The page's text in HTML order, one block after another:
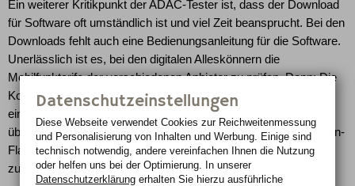
Ein weiterer Kritikpunkt der ADAC-Tester ist, dass der Download
für Software oft umständlich ist und viel Zeit beansprucht. Bei den
Downloads fehlt auch eine Bedienungsanleitung für die Software.
Unerlässlich ist es, bei den digitalen Alleskönnern die
Mobilfunktarife der verschiedenen Anbieter zu prüfen. Denn: Die
Kosten enden eben meist nicht beim Kauf der Software. Findet
ein Datentransport für Verkehrsinformationen oder Kartendaten
über das Funknetz statt, kann es teuer werden. Wer keine Daten-
Flatrate hat, zahlt extra. Falls im Ausland navigiert wird, fallen
zusätzlich hohe Roamingkosten an.
Datenschutzeinstellungen
Diese Webseite verwendet Cookies zur Reichweiten­messung
und Personalisierung von Inhalten und Werbung. Einige sind
technisch notwendig, andere vereinfachen Ihnen die Nutzung
oder helfen uns bei der Optimierung. In unserer
Datenschutzerklärungerhalten Sie hierzu ausführliche